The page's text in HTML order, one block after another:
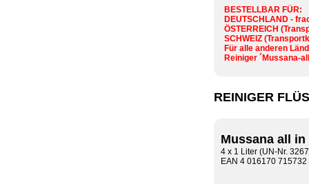
BESTELLBAR FÜR:
DEUTSCHLAND -
ÖSTERREICH
SCHWEIZ
Für alle anderen
Reiniger ´Mussana-
REINIGER
Mussana all
4 x 1 Liter (UN-Nr.
EAN 4 016170 715732